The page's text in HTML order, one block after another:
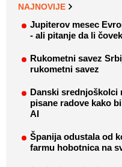
NAJNOVIJE
Jupiterov mesec
- ali pitanje da li
Rukometni savez
rukometni savez
Danski srednjoškolci
pisane radove kako
AI
Španija odustala od
farmu hobotnica na